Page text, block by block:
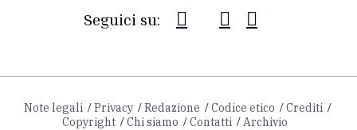
Seguici su:
Note legali Privacy Redazione Codice etico
Crediti
Copyright
Chi siamo Contatti Archivio